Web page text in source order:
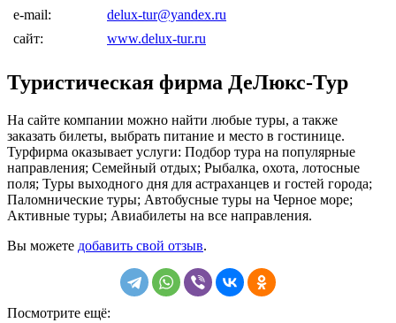
e-mail:
delux-tur@yandex.ru
сайт:
www.delux-tur.ru
Туристическая фирма ДеЛюкс-Тур
На сайте компании можно найти любые туры, а также
заказать билеты, выбрать питание и место в гостинице.
Турфирма оказывает услуги: Подбор тура на популярные
направления; Семейный отдых; Рыбалка, охота, лотосные
поля; Туры выходного дня для астраханцев и гостей города;
Паломнические туры; Автобусные туры на Черное море;
Активные туры; Авиабилеты на все направления.
Вы можете добавить свой отзыв.
Посмотрите ещё: